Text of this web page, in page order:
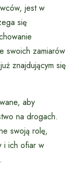
jest w
się
swoich zamiarów
znajdującym się
aby
na drogach.
swoją rolę,
i ich ofiar w